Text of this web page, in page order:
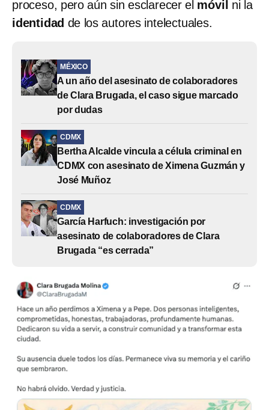
proceso, pero aún sin esclarecer el móvil ni la
identidad de los autores intelectuales.
MÉXICO
A un año del asesinato de colaboradores
de Clara Brugada, el caso sigue marcado
por dudas
CDMX
Bertha Alcalde vincula a célula criminal en
CDMX con asesinato de Ximena Guzmán y
José Muñoz
CDMX
García Harfuch: investigación por
asesinato de colaboradores de Clara
Brugada “es cerrada”